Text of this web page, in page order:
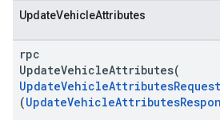
UpdateVehicleAttributes
rpc
UpdateVehicleAttributes(
UpdateVehicleAttributesRequest
(